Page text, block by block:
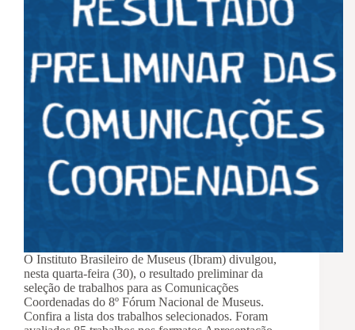
O Instituto Brasileiro de Museus (Ibram) divulgou,
nesta quarta-feira (30), o resultado preliminar da
seleção de trabalhos para as Comunicações
Coordenadas do 8º Fórum Nacional de Museus.
Confira a lista dos trabalhos selecionados. Foram